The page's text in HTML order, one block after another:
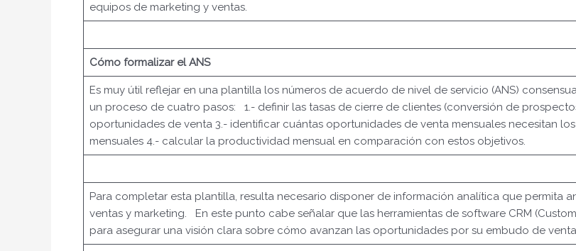
equipos de marketing y ventas.
Cómo formalizar el ANS
Es muy útil reflejar en una plantilla los números de acuerdo de nivel de servicio (ANS)
un proceso de cuatro pasos: 1.- definir las tasas de cierre de clientes (conversión de
oportunidades de venta 3.- identificar cuántas oportunidades de venta mensuales necesitan
mensuales 4.- calcular la productividad mensual en comparación con estos objetivos.
Para completar esta plantilla, resulta necesario disponer de información analítica que permita
ventas y marketing. En este punto cabe señalar que las herramientas de software CRM
para asegurar una visión clara sobre cómo avanzan las oportunidades por su embudo de